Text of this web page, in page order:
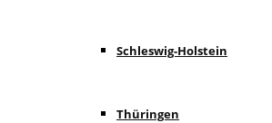
Schleswig-Holstein
Thüringen